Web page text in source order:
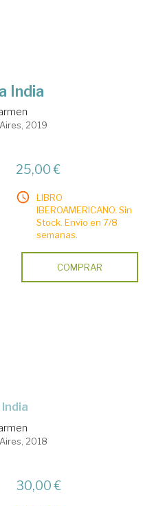
India
2019
25,00 €
LIBRO
IBEROAMERICANO. Sin
Stock. Envío en 7/8
semanas.
COMPRAR
2018
30,00 €